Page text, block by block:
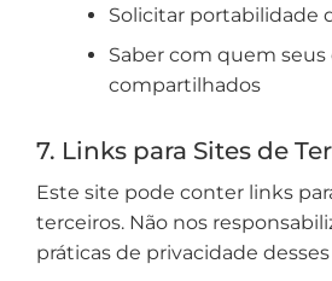
Solicitar portabilidade
Saber com quem seus
compartilhados
7. Links para Sites de
Este site pode conter links
terceiros. Não nos
práticas de privacidade